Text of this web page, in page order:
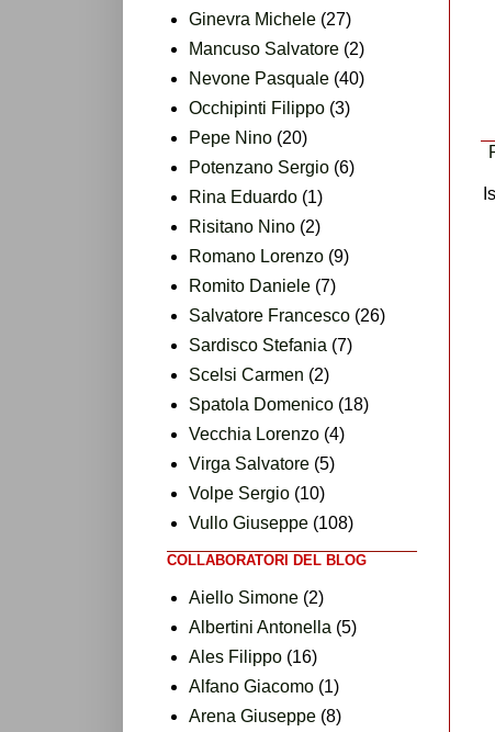
Ginevra Michele (27)
Mancuso Salvatore (2)
Nevone Pasquale (40)
Occhipinti Filippo (3)
Pepe Nino (20)
Potenzano Sergio (6)
Rina Eduardo (1)
Risitano Nino (2)
Romano Lorenzo (9)
Romito Daniele (7)
Salvatore Francesco (26)
Sardisco Stefania (7)
Scelsi Carmen (2)
Spatola Domenico (18)
Vecchia Lorenzo (4)
Virga Salvatore (5)
Volpe Sergio (10)
Vullo Giuseppe (108)
COLLABORATORI DEL BLOG
Aiello Simone (2)
Albertini Antonella (5)
Ales Filippo (16)
Alfano Giacomo (1)
Arena Giuseppe (8)